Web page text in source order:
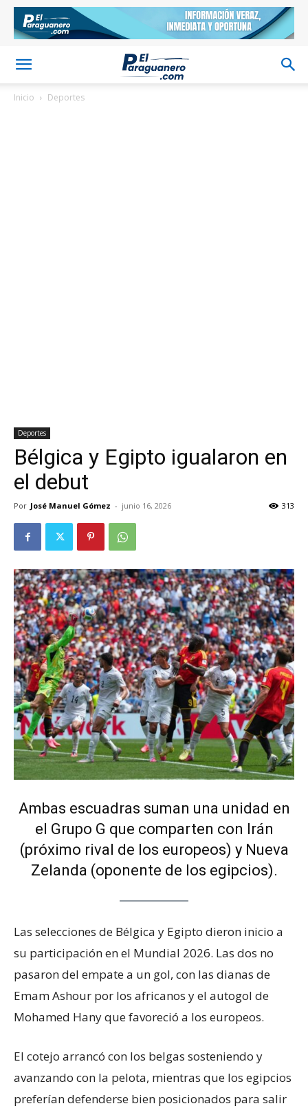
Inicio Deportes
Deportes
Bélgica y Egipto igualaron en
el debut
Por José Manuel Gómez - junio 16, 2026 313
Ambas escuadras suman una unidad en
el Grupo G que comparten con Irán
(próximo rival de los europeos) y Nueva
Zelanda (oponente de los egipcios).
Las selecciones de Bélgica y Egipto dieron inicio a
su participación en el Mundial 2026. Las dos no
pasaron del empate a un gol, con las dianas de
Emam Ashour por los africanos y el autogol de
Mohamed Hany que favoreció a los europeos.
El cotejo arrancó con los belgas sosteniendo y
avanzando con la pelota, mientras que los egipcios
preferían defenderse bien posicionados para salir